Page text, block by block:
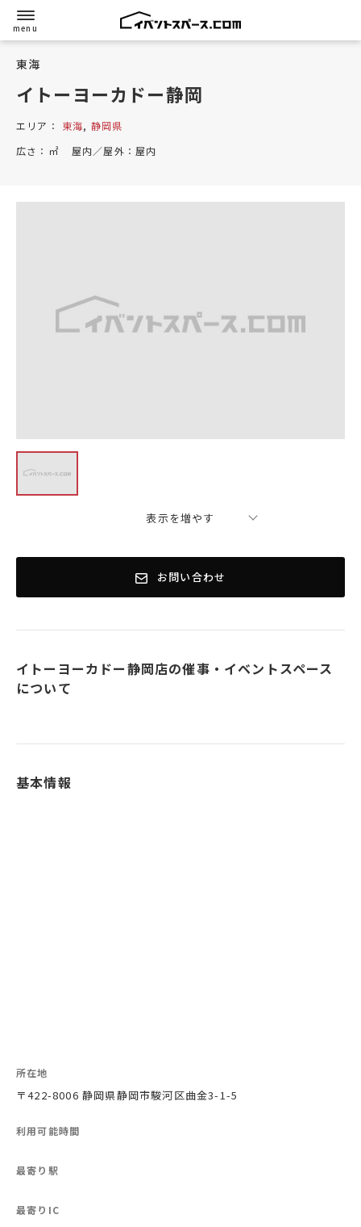
東海
イトーヨーカドー静岡
エリア： 東海, 静岡県
広さ： ㎡ 屋内／屋外： 屋内
表示を増やす
お問い合わせ
イトーヨーカドー静岡店の催事・イベントスペース
について
基本情報
所在地
〒422-8006 静岡県静岡市駿河区曲金3-1-5
利用可能時間
最寄り駅
最寄りIC